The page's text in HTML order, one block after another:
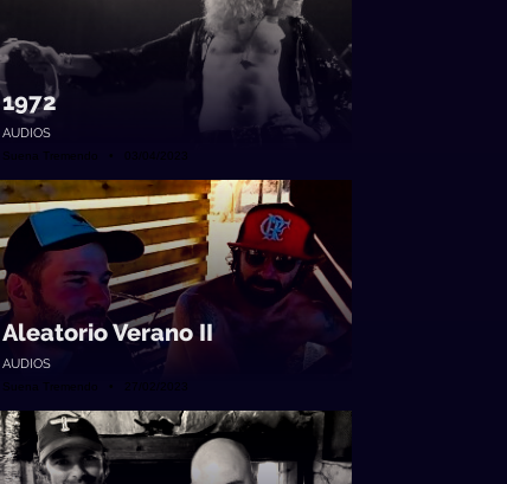
1972
AUDIOS
Suena Tremendo • 03/04/2023
Aleatorio Verano II
AUDIOS
Suena Tremendo • 27/02/2023